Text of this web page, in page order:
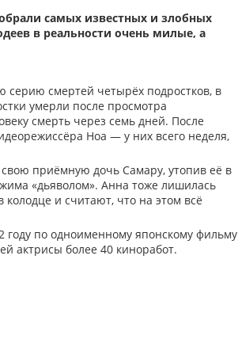
самых известных и злобных
в реальности очень милые, а
серию смертей четырёх подростков, в
умерли после просмотра
смерть через семь дней. После
Ноа — у них всего неделя,
приёмную дочь Самару, утопив её в
«дьяволом». Анна тоже лишилась
и считают, что на этом всё
году по одноименному японскому фильму
актрисы более 40 киноработ.